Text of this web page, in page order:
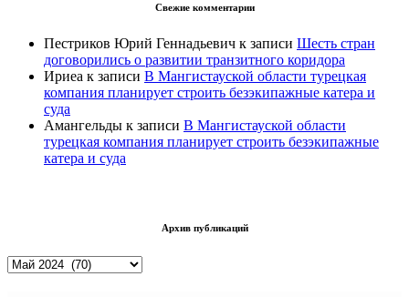
Свежие комментарии
Пестриков Юрий Геннадьевич к записи Шесть стран
договорились о развитии транзитного коридора
Ириеа к записи В Мангистауской области турецкая
компания планирует строить безэкипажные катера и
суда
Амангельды к записи В Мангистауской области
турецкая компания планирует строить безэкипажные
катера и суда
Архив публикаций
Архив